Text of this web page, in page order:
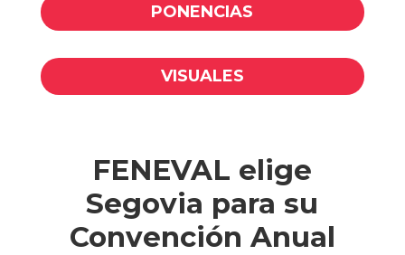
PONENCIAS
VISUALES
FENEVAL elige
Segovia para su
Convención Anual